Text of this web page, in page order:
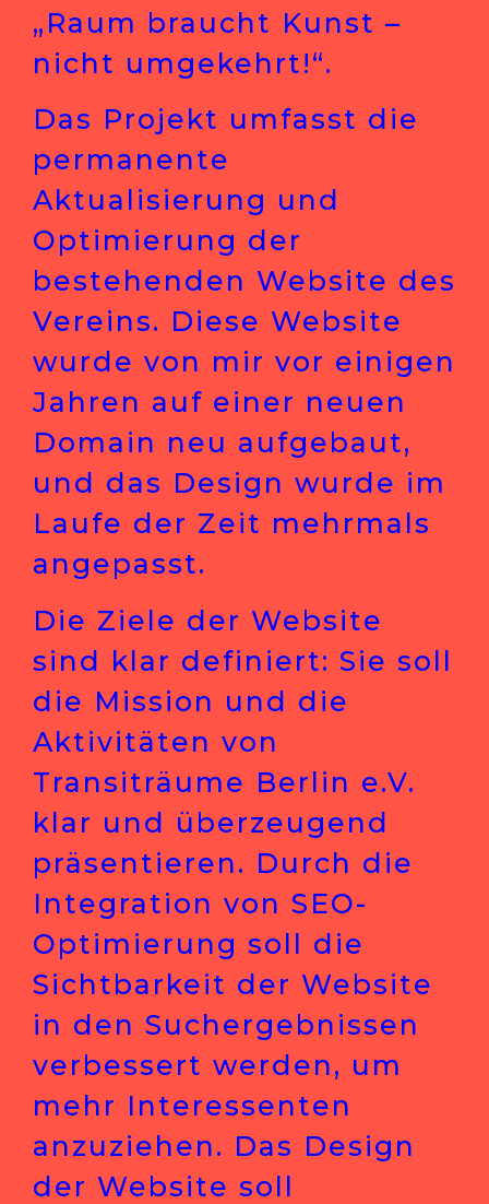
„Raum braucht Kunst –
nicht umgekehrt!“.
Das Projekt umfasst die
permanente
Aktualisierung und
Optimierung der
bestehenden Website des
Vereins. Diese Website
wurde von mir vor einigen
Jahren auf einer neuen
Domain neu aufgebaut,
und das Design wurde im
Laufe der Zeit mehrmals
angepasst.
Die Ziele der Website
sind klar definiert: Sie soll
die Mission und die
Aktivitäten von
Transiträume Berlin e.V.
klar und überzeugend
präsentieren. Durch die
Integration von SEO-
Optimierung soll die
Sichtbarkeit der Website
in den Suchergebnissen
verbessert werden, um
mehr Interessenten
anzuziehen. Das Design
der Website soll